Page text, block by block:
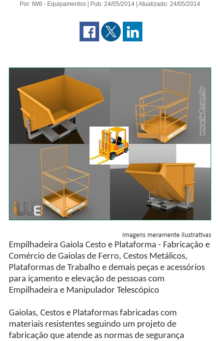
Por: IW8 - Equipamentos | Pub: 24/05/2014 | Atualizado: 24/05/2014
Empilhadeira Gaiola Cesto e Plataforma - Fabricação e
Comércio de Gaiolas de Ferro, Cestos Metálicos,
Plataformas de Trabalho e demais peças e acessórios
para içamento e elevação de pessoas com
Empilhadeira e Manipulador Telescópico
Gaiolas, Cestos e Plataformas fabricadas com
materiais resistentes seguindo um projeto de
fabricação que atende as normas de segurança